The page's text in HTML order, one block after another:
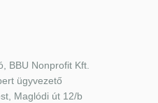
BBU Nonprofit Kft.
ügyvezető
Maglódi út 12/b